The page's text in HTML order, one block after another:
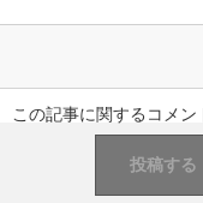
この記事に関するコメン